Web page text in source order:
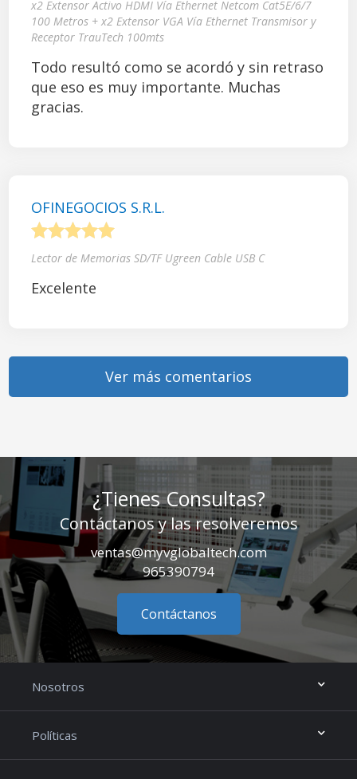
x2 Extensor Activo HDMI Vía Ethernet Netcom Cat5E/6/7
100 Metros + x2 Extensor VGA Vía Ethernet Transmisor y
Receptor TrauTech 100mts
Todo resultó como se acordó y sin retraso
que eso es muy importante. Muchas
gracias.
OFINEGOCIOS S.R.L.
Lector de Memorias SD/TF Ugreen Cable USB C
Excelente
Ver más comentarios
¿Tienes Consultas?
Contáctanos y las resolveremos
ventas@myvglobaltech.com
965390794
Contáctanos
Nosotros
Políticas